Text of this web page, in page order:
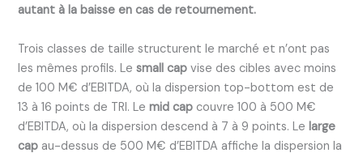
autant à la baisse en cas de retournement.
Trois classes de taille structurent le marché et n’ont pas
les mêmes profils. Lesmall cap vise des cibles avec moins
de 100 M€ d’EBITDA, où la dispersion top-bottom est de
13 à 16 points de TRI. Lemid cap couvre 100 à 500 M€
d’EBITDA, où la dispersion descend à 7 à 9 points. Lelarge
cap au-dessus de 500 M€ d’EBITDA affiche la dispersion la